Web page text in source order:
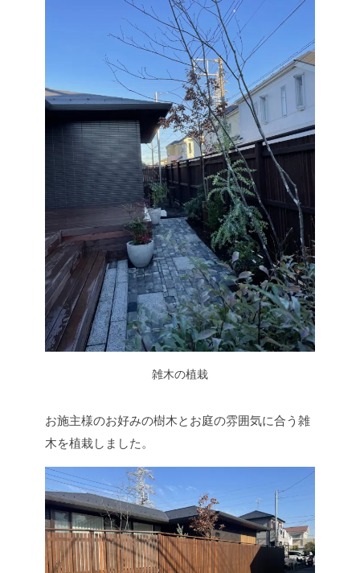
雑木の植栽
お施主様のお好みの樹木とお庭の雰囲気に合う雑
木を植栽しました。